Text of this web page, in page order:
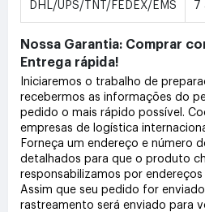
DHL/UPS/TNT/FEDEX/EMS 7
Nossa Garantia: Comprar
Entrega rápida!
Iniciaremos o trabalho de
recebermos as informações do
pedido o mais rápido possível.
empresas de logística
Forneça um endereço e número
detalhados para que o produto
responsabilizamos por
Assim que seu pedido for
rastreamento será enviado para